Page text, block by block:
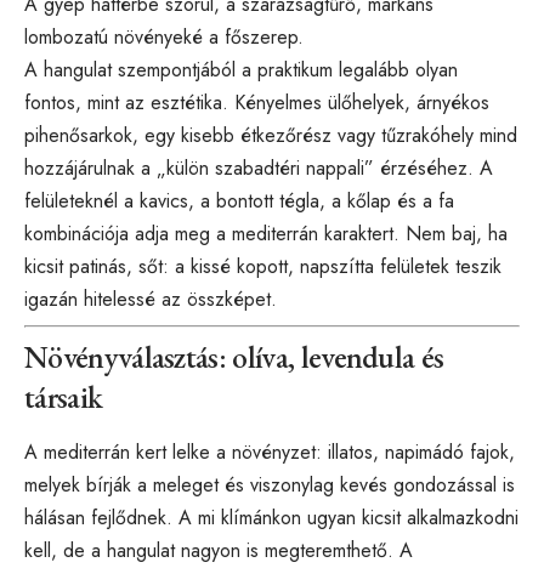
lombozatú növényeké a főszerep.
A hangulat szempontjából a praktikum legalább olyan
fontos, mint az esztétika. Kényelmes ülőhelyek, árnyékos
pihenősarkok, egy kisebb étkezőrész vagy tűzrakóhely mind
hozzájárulnak a „külön szabadtéri nappali” érzéséhez. A
felületeknél a kavics, a bontott tégla, a kőlap és a fa
kombinációja adja meg a mediterrán karaktert. Nem baj, ha
kicsit patinás, sőt: a kissé kopott, napszítta felületek teszik
igazán hitelessé az összképet.
Növényválasztás: olíva, levendula és
társaik
A mediterrán kert lelke a növényzet: illatos, napimádó fajok,
melyek bírják a meleget és viszonylag kevés gondozással is
hálásan fejlődnek. A mi klímánkon ugyan kicsit alkalmazkodni
kell, de a hangulat nagyon is megteremthető. A